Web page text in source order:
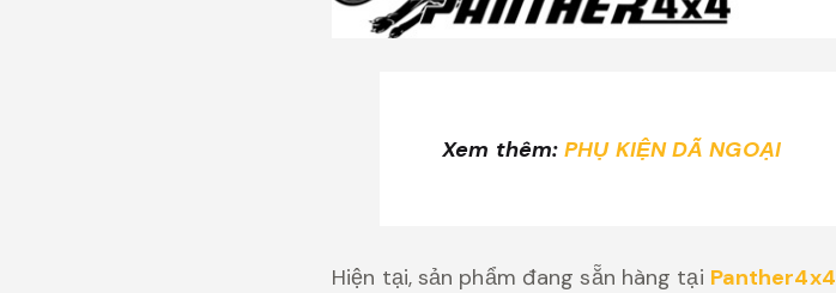
Xem thêm:PHỤ KIỆN DÃ NGOẠI
Hiện tại, sản phẩm đang sẵn hàng tại Panther4x4